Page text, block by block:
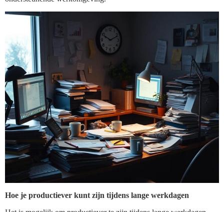
Hoe je productiever kunt zijn tijdens lange werkdagen